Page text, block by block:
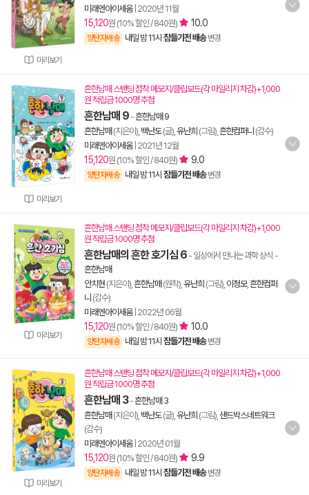
미리보기
미래엔아이세움| 2020년 11월
15,120원 (10% 할인 / 840원) 10.0
양탄자배송 내일 밤 11시 잠들기전 배송 변경
미리보기
흔한남매 스탠딩 점착 메모지/클립보드(각 마일리지 차감)+1,000
원 적립금 1000명 추첨
흔한남매 9 -흔한남매 9
흔한남매 (지은이), 백난도(글), 유난희 (그림), 흔한컴퍼니 (감수)
미래엔아이세움| 2021년 12월
15,120원 (10% 할인 / 840원) 9.0
양탄자배송 내일 밤 11시 잠들기전 배송 변경
미리보기
흔한남매 스탠딩 점착 메모지/클립보드(각 마일리지 차감)+1,000
원 적립금 1000명 추첨
흔한남매의 흔한 호기심 6 - 일상에서 만나는 과학 상식 -
흔한남매
안치현 (지은이), 흔한남매 (원작), 유난희 (그림), 이정모, 흔한컴퍼
니 (감수)
미래엔아이세움| 2022년 06월
15,120원 (10% 할인 / 840원) 10.0
양탄자배송 내일 밤 11시 잠들기전 배송 변경
미리보기
흔한남매 스탠딩 점착 메모지/클립보드(각 마일리지 차감)+1,000
원 적립금 1000명 추첨
흔한남매 3-흔한남매 3
흔한남매 (지은이), 백난도(글), 유난희 (그림), 샌드박스네트워크
(감수)
미래엔아이세움| 2020년 01월
15,120원 (10% 할인 / 840원) 9.9
양탄자배송 내일 밤 11시 잠들기전 배송 변경